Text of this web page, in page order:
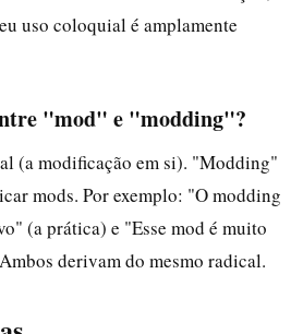
uso coloquial é amplamente
"mod" e "modding"?
(a modificação em si). "Modding"
mods. Por exemplo: "O modding
(a prática) e "Esse mod é muito
derivam do mesmo radical.